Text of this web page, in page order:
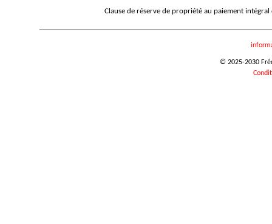
Clause de réserve de propriété au paiement
© 2025-2030